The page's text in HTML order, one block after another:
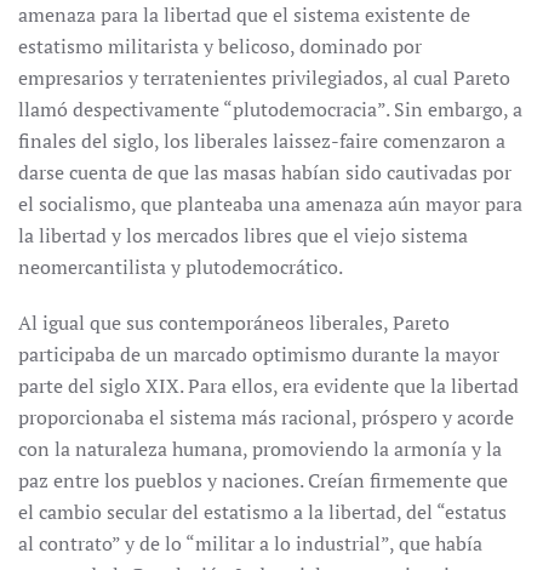
amenaza para la libertad que el sistema existente de
estatismo militarista y belicoso, dominado por
empresarios y terratenientes privilegiados, al cual Pareto
llamó despectivamente “plutodemocracia”. Sin embargo, a
finales del siglo, los liberales laissez-faire comenzaron a
darse cuenta de que las masas habían sido cautivadas por
el socialismo, que planteaba una amenaza aún mayor para
la libertad y los mercados libres que el viejo sistema
neomercantilista y plutodemocrático.
Al igual que sus contemporáneos liberales, Pareto
participaba de un marcado optimismo durante la mayor
parte del siglo XIX. Para ellos, era evidente que la libertad
proporcionaba el sistema más racional, próspero y acorde
con la naturaleza humana, promoviendo la armonía y la
paz entre los pueblos y naciones. Creían firmemente que
el cambio secular del estatismo a la libertad, del “estatus
al contrato” y de lo “militar a lo industrial”, que había